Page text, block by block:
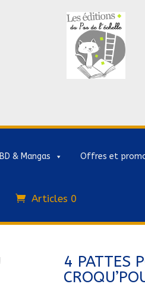
BD & Mangas Offres et
Articles 0
4 PATTES